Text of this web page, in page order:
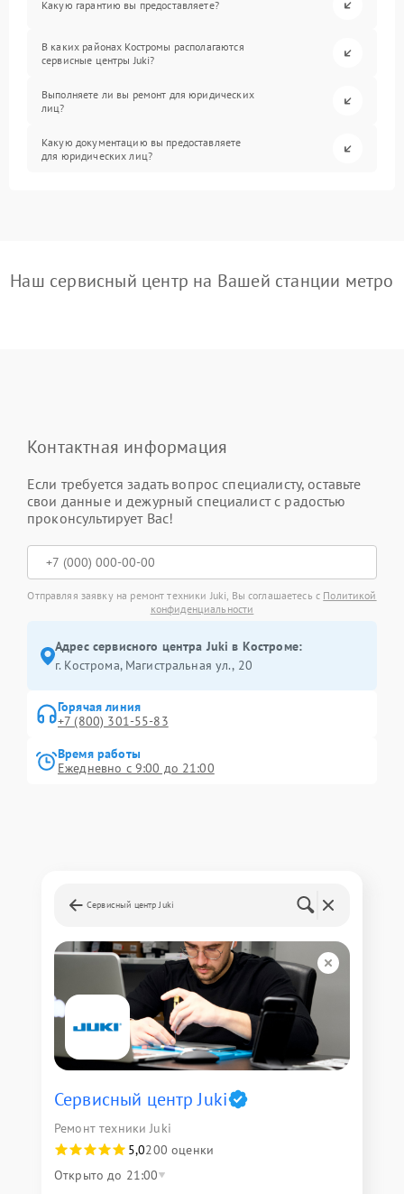
Какую гарантию вы предоставляете?
В каких районах Костромы располагаются
сервисные центры Juki?
Выполняете ли вы ремонт для юридических
лиц?
Какую документацию вы предоставляете
для юридических лиц?
Наш сервисный центр на Вашей станции метро
Контактная информация
Если требуется задать вопрос специалисту, оставьте
свои данные и дежурный специалист с радостью
проконсультирует Вас!
Отправляя заявку на ремонт техники Juki, Вы соглашаетесь с Политикой
конфиденциальности
Адрес сервисного центра Juki в Костроме:
г. Кострома, Магистральная ул., 20
Горячая линия
+7 (800) 301-55-83
Время работы
Ежедневно с 9:00 до 21:00
Сервисный центр Juki
Сервисный центр Juki
Ремонт техники Juki
5,0200 оценки
Открыто до 21:00